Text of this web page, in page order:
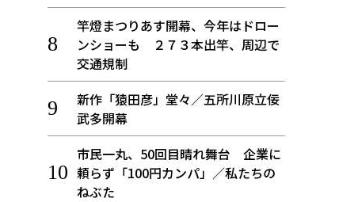
竿燈まつりあす開幕、今年はドロー
ンショーも ２７３本出竿、周辺で
交通規制
新作「猿田彦」堂々／五所川原立佞
武多開幕
市民一丸、50回目晴れ舞台 企業に
頼らず「100円カンパ」／私たちの
ねぶた